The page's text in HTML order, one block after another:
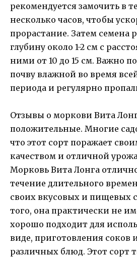
рекомендуется замочить в
несколько часов, чтобы
прорастание. Затем семена
глубину около 1-2 см с
ними от 10 до 15 см. Важно
почву влажной во время
периода и регулярно
Отзывы о моркови Вита
положительные. Многие
что этот сорт поражает
качеством и отличной
Морковь Вита Лонга
течение длительного
своих вкусовых и пищевых
того, она практически не
хорошо подходит для
виде, приготовления соков
различных блюд. Этот сорт